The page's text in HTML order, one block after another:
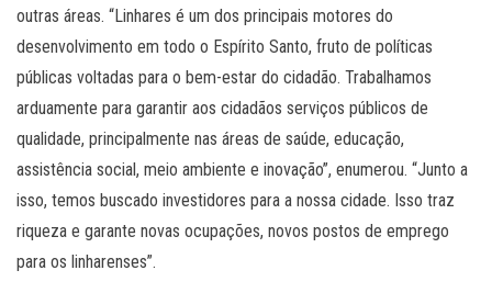
outras áreas. “Linhares é um dos principais motores do
desenvolvimento em todo o Espírito Santo, fruto de políticas
públicas voltadas para o bem-estar do cidadão. Trabalhamos
arduamente para garantir aos cidadãos serviços públicos de
qualidade, principalmente nas áreas de saúde, educação,
assistência social, meio ambiente e inovação”, enumerou. “Junto a
isso, temos buscado investidores para a nossa cidade. Isso traz
riqueza e garante novas ocupações, novos postos de emprego
para os linharenses”.